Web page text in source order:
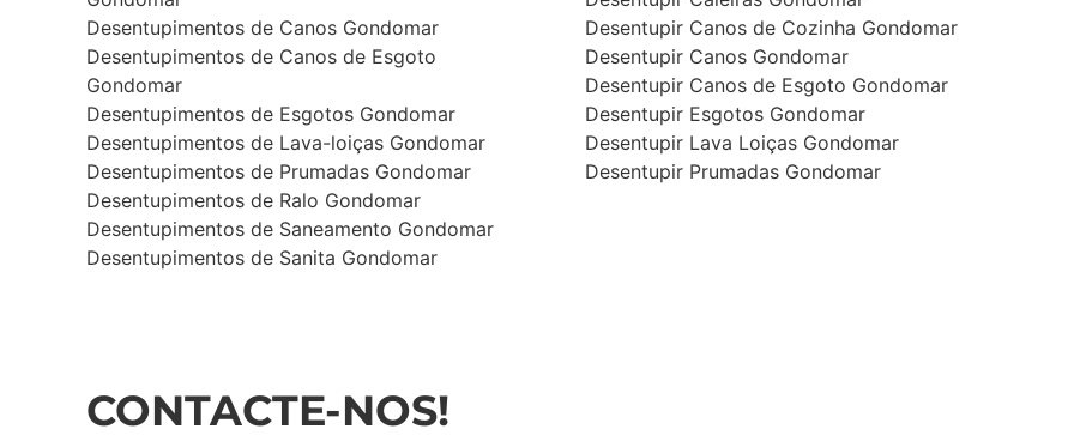
Desentupimentos de Canos Gondomar
Desentupimentos de Canos de Esgoto
Gondomar
Desentupimentos de Esgotos Gondomar
Desentupimentos de Lava-loiças Gondomar
Desentupimentos de Prumadas Gondomar
Desentupimentos de Ralo Gondomar
Desentupimentos de Saneamento Gondomar
Desentupimentos de Sanita Gondomar
Desentupir Canos de Cozinha Gondomar
Desentupir Canos Gondomar
Desentupir Canos de Esgoto Gondomar
Desentupir Esgotos Gondomar
Desentupir Lava Loiças Gondomar
Desentupir Prumadas Gondomar
CONTACTE-NOS!